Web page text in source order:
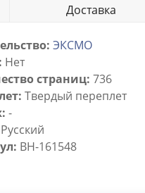
Доставка
ЭКСМО
Нет
страниц: 736
Твердый переплет
-
Русский
BH-161548